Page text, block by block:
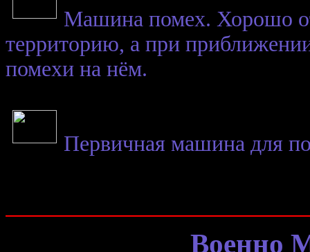
Машина помех. Хорошо
территорию, а при
помехи на нём.
Первичная машина для
Военно